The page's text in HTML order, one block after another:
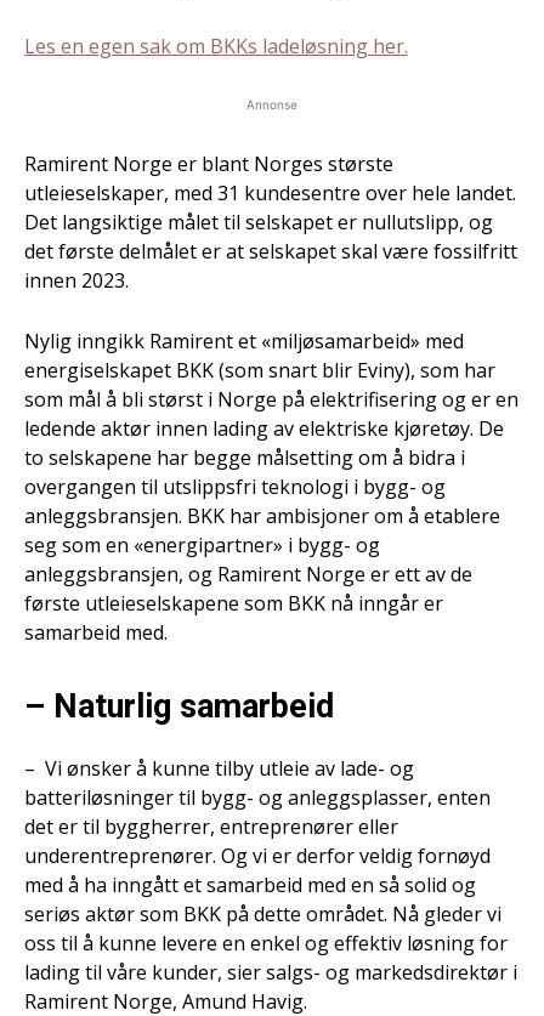
Les en egen sak om BKKs ladeløsning her.
Annonse
Ramirent Norge er blant Norges største
utleieselskaper, med 31 kundesentre over hele landet.
Det langsiktige målet til selskapet er nullutslipp, og
det første delmålet er at selskapet skal være fossilfritt
innen 2023.
Nylig inngikk Ramirent et «miljøsamarbeid» med
energiselskapet BKK (som snart blir Eviny), som har
som mål å bli størst i Norge på elektrifisering og er en
ledende aktør innen lading av elektriske kjøretøy. De
to selskapene har begge målsetting om å bidra i
overgangen til utslippsfri teknologi i bygg- og
anleggsbransjen. BKK har ambisjoner om å etablere
seg som en «energipartner» i bygg- og
anleggsbransjen, og Ramirent Norge er ett av de
første utleieselskapene som BKK nå inngår er
samarbeid med.
– Naturlig samarbeid
– Vi ønsker å kunne tilby utleie av lade- og
batteriløsninger til bygg- og anleggsplasser, enten
det er til byggherrer, entreprenører eller
underentreprenører. Og vi er derfor veldig fornøyd
med å ha inngått et samarbeid med en så solid og
seriøs aktør som BKK på dette området. Nå gleder vi
oss til å kunne levere en enkel og effektiv løsning for
lading til våre kunder, sier salgs- og markedsdirektør i
Ramirent Norge, Amund Havig.